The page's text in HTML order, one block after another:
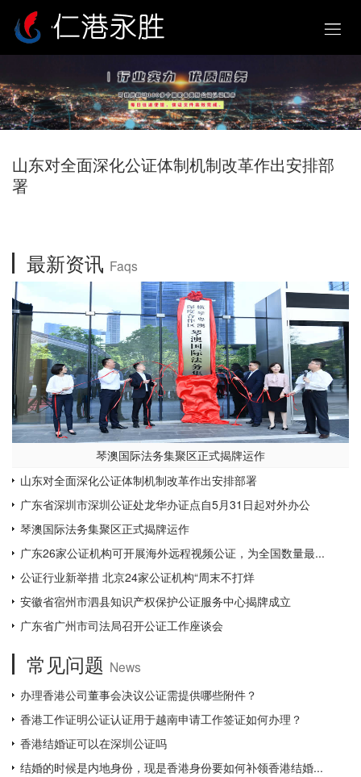
山东对全面深化公证体制机制改革作出安排部
署
最新资讯 Faqs
琴澳国际法务集聚区正式揭牌运作
山东对全面深化公证体制机制改革作出安排部署
广东省深圳市深圳公证处龙华办证点自5月31日起对外办公
琴澳国际法务集聚区正式揭牌运作
广东26家公证机构可开展海外远程视频公证，为全国数量最...
公证行业新举措 北京24家公证机构“周末不打烊
安徽省宿州市泗县知识产权保护公证服务中心揭牌成立
广东省广州市司法局召开公证工作座谈会
常见问题 News
办理香港公司董事会决议公证需提供哪些附件？
香港工作证明公证认证用于越南申请工作签证如何办理？
香港结婚证可以在深圳公证吗
结婚的时候是内地身份，现是香港身份要如何补领香港结婚...